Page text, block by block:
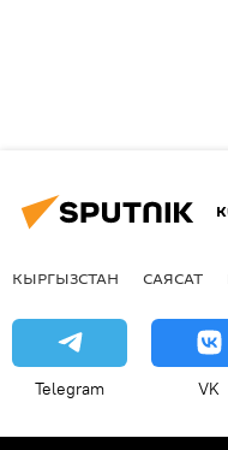
КЫРГЫЗСТАН САЯСАТ
Telegram VK